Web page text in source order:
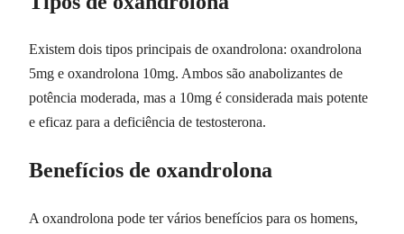
Existem dois tipos principais de oxandrolona: oxandrolona
5mg e oxandrolona 10mg. Ambos são anabolizantes de
potência moderada, mas a 10mg é considerada mais potente
e eficaz para a deficiência de testosterona.
Benefícios de oxandrolona
A oxandrolona pode ter vários benefícios para os homens,